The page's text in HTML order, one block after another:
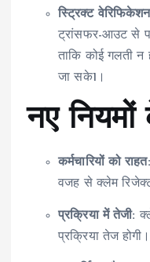
स्ट्रिक्ट
ट्रांसफर-आउट से
ताकि कोई गलती न
जा सके1 ।
नए
कर्मचारियों को राहत:
वजह से क्लेम रिजेक्ट
प्रक्रिया में तेजी:
प्रक्रिया तेज होगी।